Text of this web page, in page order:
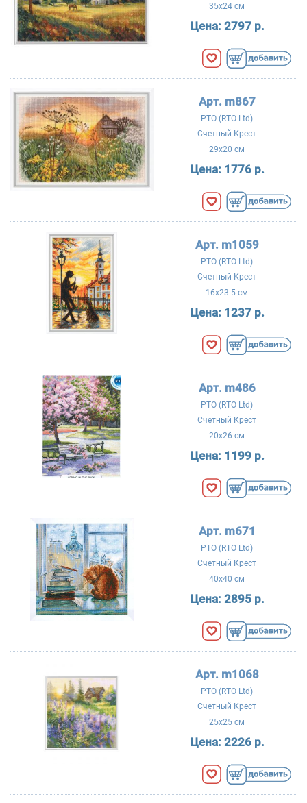
35x24 см
Цена: 2797 р.
Арт. m867
РТО (RTO Ltd)
Счетный Крест
29x20 см
Цена: 1776 р.
Арт. m1059
РТО (RTO Ltd)
Счетный Крест
16x23.5 см
Цена: 1237 р.
Арт. m486
РТО (RTO Ltd)
Счетный Крест
20x26 см
Цена: 1199 р.
Арт. m671
РТО (RTO Ltd)
Счетный Крест
40x40 см
Цена: 2895 р.
Арт. m1068
РТО (RTO Ltd)
Счетный Крест
25x25 см
Цена: 2226 р.